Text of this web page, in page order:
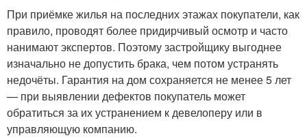
При приёмке жилья на последних этажах покупатели, как
правило, проводят более придирчивый осмотр и часто
нанимают экспертов. Поэтому застройщику выгоднее
изначально не допустить брака, чем потом устранять
недочёты. Гарантия на дом сохраняется не менее 5 лет
— при выявлении дефектов покупатель может
обратиться за их устранением к девелоперу или в
управляющую компанию.